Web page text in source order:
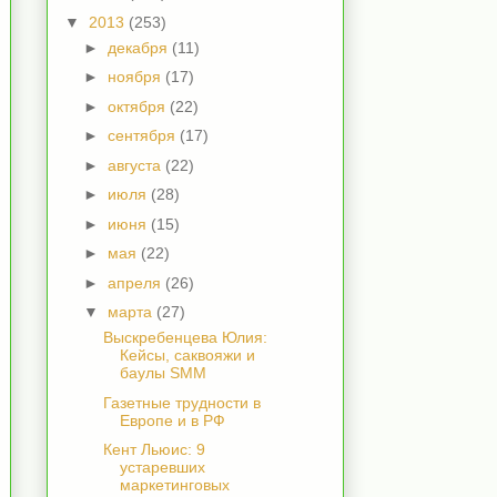
▼ 2013 (253)
► декабря (11)
► ноября (17)
► октября (22)
► сентября (17)
► августа (22)
► июля (28)
► июня (15)
► мая (22)
► апреля (26)
▼ марта (27)
Выскребенцева Юлия:
Кейсы, саквояжи и
баулы SMM
Газетные трудности в
Европе и в РФ
Кент Льюис: 9
устаревших
маркетинговых